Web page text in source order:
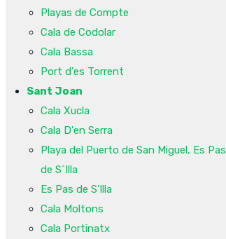
Playas de Compte
Cala de Codolar
Cala Bassa
Port d'es Torrent
Sant Joan
Cala Xucla
Cala D'en Serra
Playa del Puerto de San Miguel, Es Pas
de S´Illa
Es Pas de S'Illa
Cala Moltons
Cala Portinatx